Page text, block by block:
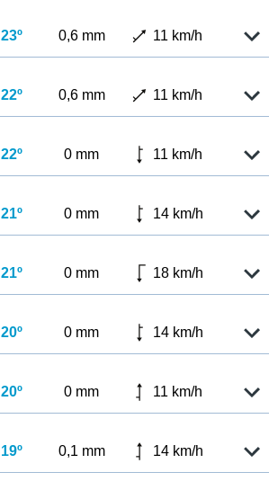
23º 0,6 mm 11 km/h
22º 0,6 mm 11 km/h
22º 0 mm 11 km/h
21º 0 mm 14 km/h
21º 0 mm 18 km/h
20º 0 mm 14 km/h
20º 0 mm 11 km/h
19º 0,1 mm 14 km/h